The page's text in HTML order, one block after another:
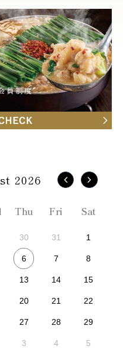
2026
Thu Fri Sat
30 31 1
6 7 8
13 14 15
20 21 22
27 28 29
3 4 5